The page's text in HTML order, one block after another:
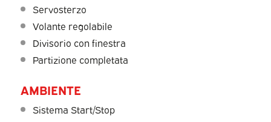
Servosterzo
Volante regolabile
Divisorio con finestra
Partizione completata
AMBIENTE
Sistema Start/Stop